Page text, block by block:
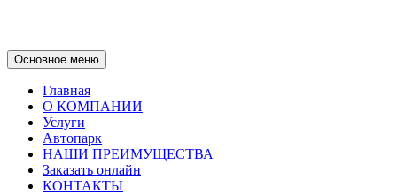
Основное меню
Главная
О КОМПАНИИ
Услуги
Автопарк
НАШИ ПРЕИМУЩЕСТВА
Заказать онлайн
КОНТАКТЫ